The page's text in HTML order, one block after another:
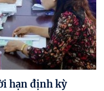
hạn định kỳ